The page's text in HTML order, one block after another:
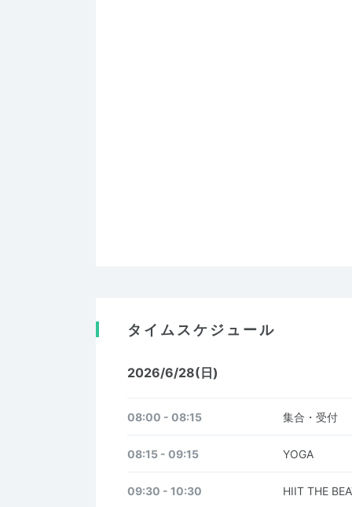
タイムスケジュール
2026/6/28(日)
08:00 - 08:15 集合・受付
08:15 - 09:15 YOGA
09:30 - 10:30 HIIT THE